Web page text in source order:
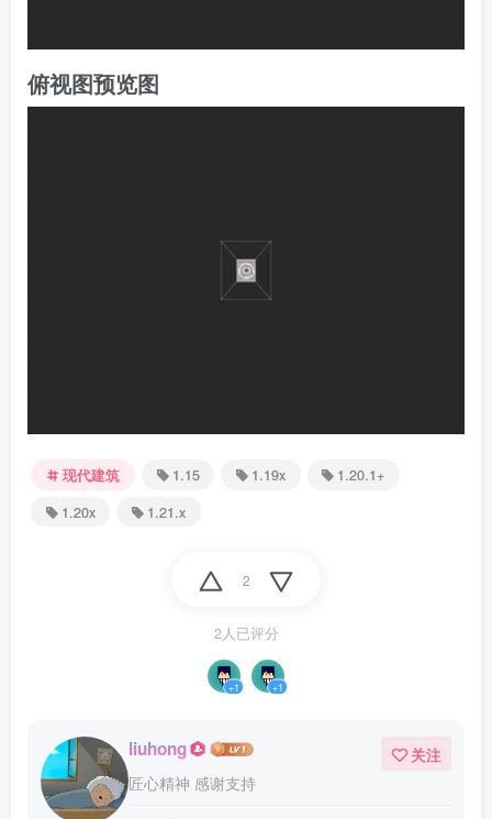
俯视图预览图
现代建筑 1.15 1.19x
1.20.1+
1.20x
1.21.x
2
2人已评分
+1 +1
liuhong
匠心精神 感谢支持
关注